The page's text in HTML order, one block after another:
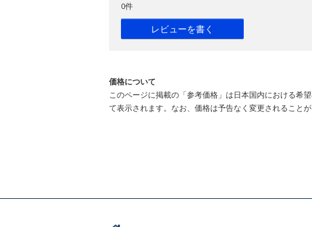
0件
レビューを書く
価格について
このページに掲載の「参考価格」は日本国内における希
て表示されます。なお、価格は予告なく変更されること